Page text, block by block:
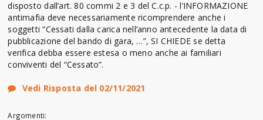
disposto dall’art. 80 commi 2 e 3 del C.c.p. - l’INFORMAZIONE
antimafia deve necessariamente ricomprendere anche i
soggetti “Cessati dalla carica nell’anno antecedente la data di
pubblicazione del bando di gara, …”, SI CHIEDE se detta
verifica debba essere estesa o meno anche ai familiari
conviventi del “Cessato”.
Vedi Risposta del 02/11/2021
Argomenti: